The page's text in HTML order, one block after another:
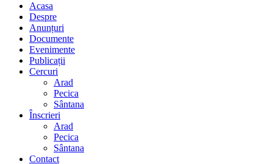
Acasa
Despre
Anunțuri
Documente
Evenimente
Publicații
Cercuri
Arad
Pecica
Sântana
Înscrieri
Arad
Pecica
Sântana
Contact